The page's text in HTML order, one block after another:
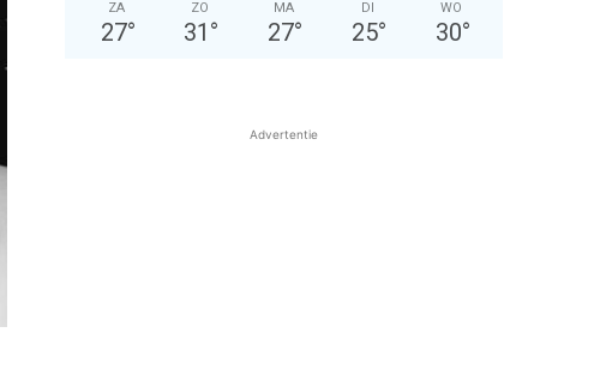
ZA
27°
ZO
31 °
MA
27°
DI
25°
WO
30°
Advertentie